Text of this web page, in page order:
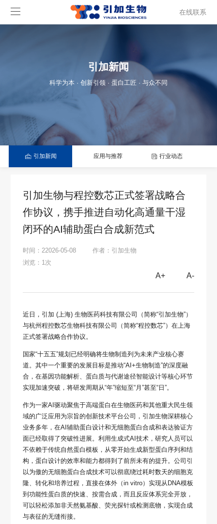
在线联系
引加新闻
科学为本 · 创新引领 · 蛋白工匠 · 与众不同
引加新闻 应用与推荐 行业动态
引加生物与程控数芯正式签署战略合
作协议，携手推进自动化高通量干湿
闭环的AI辅助蛋白合成新范式
时间：22026-05-08
作者：引加生物
浏览：1次
A+ A-
近日，引加 (上海) 生物医药科技有限公司（简称“引加生物”）
与杭州程控数芯生物科技有限公司（简称“程控数芯”）在上海
正式签署战略合作协议。
国家“十五五”规划已经明确将生物制造列为未来产业核心赛
道。其中一个重要的发展目标是推动“AI+生物制造”的深度融
合，在基因功能解析、蛋白质与代谢途径智能设计等核心环节
实现加速突破，将研发周期从“年”缩短至“月”甚至“日”。
作为一家AI驱动聚焦于高端蛋白在生物医药和其他重大民生领
域的广泛应用为宗旨的创新技术平台公司，引加生物深耕核心
业务多年，在AI辅助蛋白设计和无细胞蛋白合成和表达验证方
面已经取得了突破性进展。利用生成式AI技术，研究人员可以
不依赖于传统自然蛋白模板，从零开始生成新型蛋白序列和结
构，蛋白设计的效率和能力都得到了前所未有的提升。公司引
以为傲的无细胞蛋白合成技术可以彻底绕过耗时数天的细胞克
隆、转化和培养过程，直接在体外（in vitro）实现从DNA模板
到功能性蛋白质的快速、按需合成，而且反应体系完全开放，
可以轻松添加非天然氨基酸、荧光探针或检测底物，实现合成
与表征的无缝衔接。